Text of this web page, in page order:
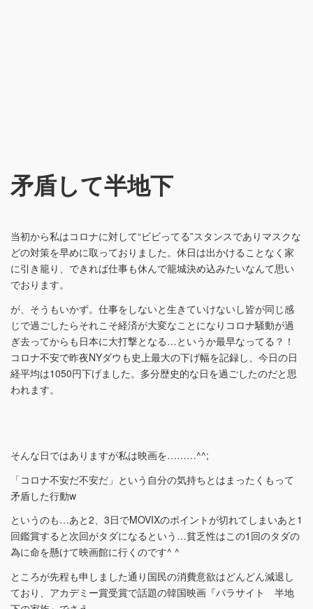
矛盾して半地下
当初から私はコロナに対して“ビビってる”スタンスでありマスクな
どの対策を早めに取っておりました。休日は出かけることなく家
に引き籠り、できれば仕事も休んで籠城決め込みたいなんて思い
でおります。
が、そうもいかず。仕事をしないと生きていけないし皆が同じ感
じで過ごしたらそれこそ経済が大変なことになりコロナ騒動が過
ぎ去ってからも日本に大打撃となる…というか最早なってる？！
コロナ不安で昨夜NYダウも史上最大の下げ幅を記録し、今日の日
経平均は1050円下げました。多分歴史的な日を過ごしたのだと思
われます。
そんな日ではありますが私は映画を………^^;
「コロナ不安だ不安だ」という自分の気持ちとはまったくもって
矛盾した行動w
というのも…あと2、3日でMOVIXのポイントが切れてしまいあと1
回鑑賞すると次回がタダになるという…貧乏性はこの1回のタダの
為に命を懸けて映画館に行くのです^ ^
ところが先程も申しました通り国民の消費意欲はどんどん減退し
ており、アカデミー賞受賞で話題の韓国映画『パラサイト 半地